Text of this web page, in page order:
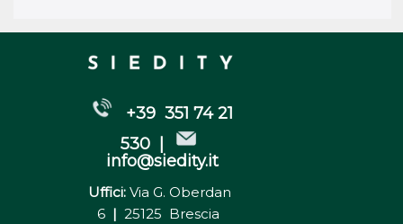
+39 351 74 21
530 |
info@siedity.it
Uffici:Via G. Oberdan
6 | 25125 Brescia